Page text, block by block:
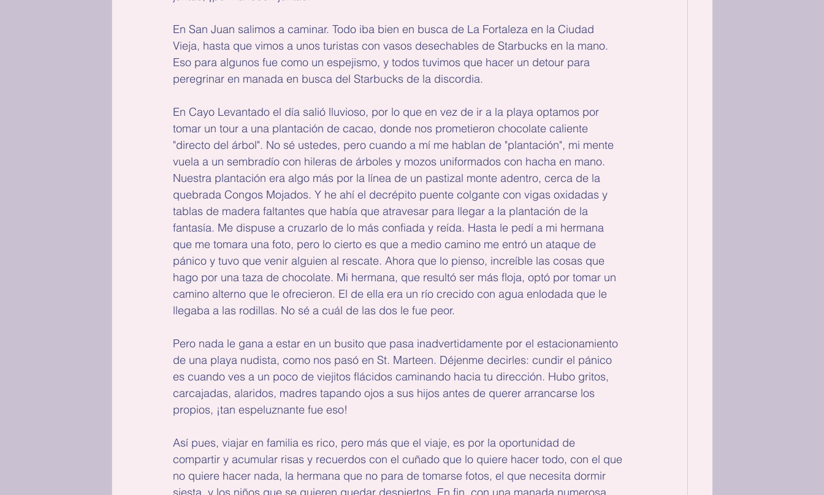
En San Juan salimos a caminar. Todo iba bien en busca de La Fortaleza en la Ciudad
Vieja, hasta que vimos a unos turistas con vasos desechables de Starbucks en la mano.
Eso para algunos fue como un espejismo, y todos tuvimos que hacer un detour para
peregrinar en manada en busca del Starbucks de la discordia.
En Cayo Levantado el día salió lluvioso, por lo que en vez de ir a la playa optamos por
tomar un tour a una plantación de cacao, donde nos prometieron chocolate caliente
"directo del árbol". No sé ustedes, pero cuando a mí me hablan de "plantación", mi mente
vuela a un sembradío con hileras de árboles y mozos uniformados con hacha en mano.
Nuestra plantación era algo más por la línea de un pastizal monte adentro, cerca de la
quebrada Congos Mojados. Y he ahí el decrépito puente colgante con vigas oxidadas y
tablas de madera faltantes que había que atravesar para llegar a la plantación de la
fantasía. Me dispuse a cruzarlo de lo más confiada y reída. Hasta le pedí a mi hermana
que me tomara una foto, pero lo cierto es que a medio camino me entró un ataque de
pánico y tuvo que venir alguien al rescate. Ahora que lo pienso, increíble las cosas que
hago por una taza de chocolate. Mi hermana, que resultó ser más floja, optó por tomar un
camino alterno que le ofrecieron. El de ella era un río crecido con agua enlodada que le
llegaba a las rodillas. No sé a cuál de las dos le fue peor.
Pero nada le gana a estar en un busito que pasa inadvertidamente por el estacionamiento
de una playa nudista, como nos pasó en St. Marteen. Déjenme decirles: cundir el pánico
es cuando ves a un poco de viejitos flácidos caminando hacia tu dirección. Hubo gritos,
carcajadas, alaridos, madres tapando ojos a sus hijos antes de querer arrancarse los
propios, ¡tan espeluznante fue eso!
Así pues, viajar en familia es rico, pero más que el viaje, es por la oportunidad de
compartir y acumular risas y recuerdos con el cuñado que lo quiere hacer todo, con el que
no quiere hacer nada, la hermana que no para de tomarse fotos, el que necesita dormir